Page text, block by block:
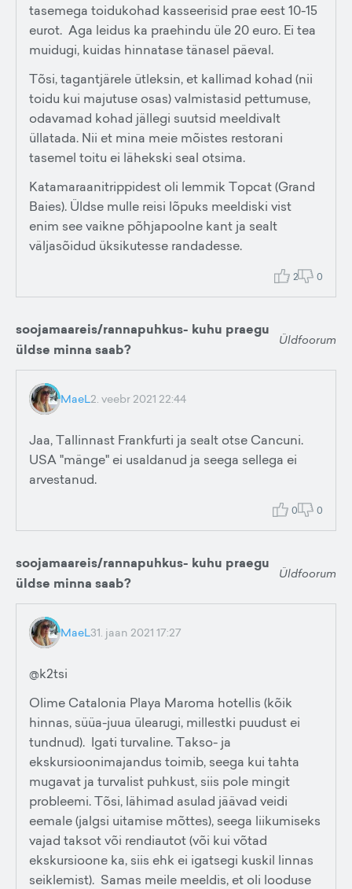
tasemega toidukohad kasseerisid prae eest 10-15
eurot. Aga leidus ka praehindu üle 20 euro. Ei tea
muidugi, kuidas hinnatase tänasel päeval.
Tõsi, tagantjärele ütleksin, et kallimad kohad (nii
toidu kui majutuse osas) valmistasid pettumuse,
odavamad kohad jällegi suutsid meeldivalt
üllatada. Nii et mina meie mõistes restorani
tasemel toitu ei lähekski seal otsima.
Katamaraanitrippidest oli lemmik Topcat (Grand
Baies). Üldse mulle reisi lõpuks meeldiski vist
enim see vaikne põhjapoolne kant ja sealt
väljasõidud üksikutesse randadesse.
2 0
soojamaareis/rannapuhkus- kuhu praegu
üldse minna saab?
Üldfoorum
MaeL2. veebr 2021 22:44
Jaa, Tallinnast Frankfurti ja sealt otse Cancuni.
USA "mänge" ei usaldanud ja seega sellega ei
arvestanud.
0 0
soojamaareis/rannapuhkus- kuhu praegu
üldse minna saab?
Üldfoorum
MaeL31. jaan 2021 17:27
@k2tsi
Olime Catalonia Playa Maroma hotellis (kõik
hinnas, süüa-juua ülearugi, millestki puudust ei
tundnud). Igati turvaline. Takso- ja
ekskursioonimajandus toimib, seega kui tahta
mugavat ja turvalist puhkust, siis pole mingit
probleemi. Tõsi, lähimad asulad jäävad veidi
eemale (jalgsi uitamise mõttes), seega liikumiseks
vajad taksot või rendiautot (või kui võtad
ekskursioone ka, siis ehk ei igatsegi kuskil linnas
seiklemist). Samas meile meeldis, et oli looduse